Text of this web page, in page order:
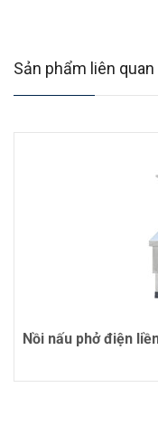
Sản phẩm liên quan
Nồi nấu phở điện